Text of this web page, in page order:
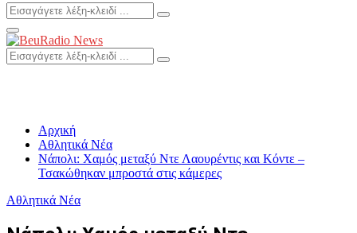
Search
for:
Search
Primary
Menu
Search
for:
Search
Αρχική
Αθλητικά Νέα
Νάπολι: Χαμός μεταξύ Ντε Λαουρέντις και Κόντε –
Τσακώθηκαν μπροστά στις κάμερες
Αθλητικά Νέα